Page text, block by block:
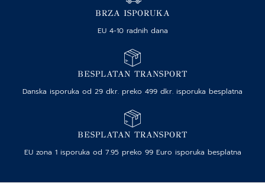
BRZA ISPORUKA
EU 4-10 radnih dana
BESPLATAN TRANSPORT
Danska isporuka od 29 dkr. preko 499 dkr. isporuka besplatna
BESPLATAN TRANSPORT
EU zona 1 isporuka od 7.95 preko 99 Euro isporuka besplatna